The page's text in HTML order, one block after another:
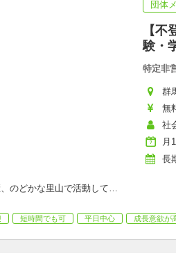
団体
【
験・
特定非
群
無
社
月
長
のどかな里山で活動して…
短時間でも可 平日中心 成長意欲が